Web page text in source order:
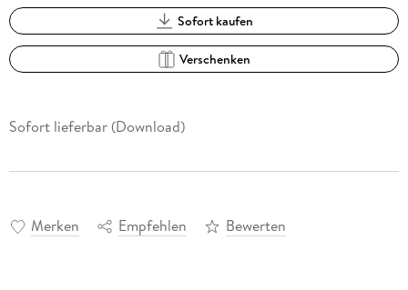
Sofort kaufen
Verschenken
Sofort lieferbar (Download)
Merken Empfehlen Bewerten